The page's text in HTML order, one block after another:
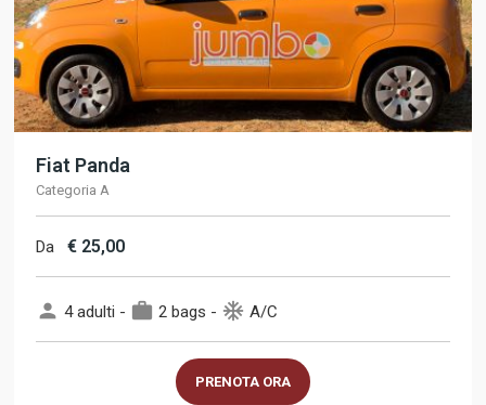
Fiat Panda
Categoria A
Da € 25,00
person 4 adulti - work 2 bags - ac_unit A/C
PRENOTA ORA